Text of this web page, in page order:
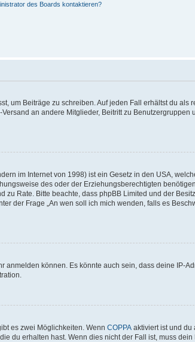
des Boards kontaktieren?
um Beiträge zu schreiben. Auf jeden Fall erhältst du als
an andere Mitglieder, Beitritt zu Benutzergruppen
im Internet von 1998) ist ein Gesetz in den USA,
des oder der Erziehungsberechtigten
Rate. Bitte beachte, dass phpBB Limited und der
der Frage „An wen soll ich mich wenden, falls es
anmelden können. Es könnte auch sein, dass deine IP-
es zwei Möglichkeiten. Wenn COPPA aktiviert ist und du
du erhalten hast. Wenn dies nicht der Fall ist, muss dein